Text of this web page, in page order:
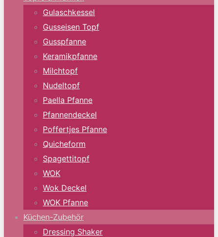
Gulaschkessel
Gusseisen Topf
Gusspfanne
Keramikpfanne
Milchtopf
Nudeltopf
Paella Pfanne
Pfannendeckel
Poffertjes Pfanne
Quicheform
Spagettitopf
WOK
Wok Deckel
WOK Pfanne
Küchen-Zubehör
Dressing Shaker